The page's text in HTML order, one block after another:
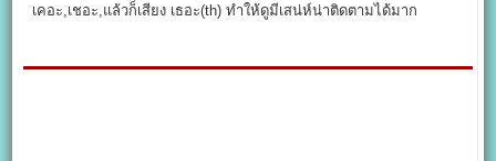
เคอะ,เชอะ,แล้วก็เสียง เธอะ(th) ทำให้ดูมีเสน่ห์น่าติดตามได้มาก